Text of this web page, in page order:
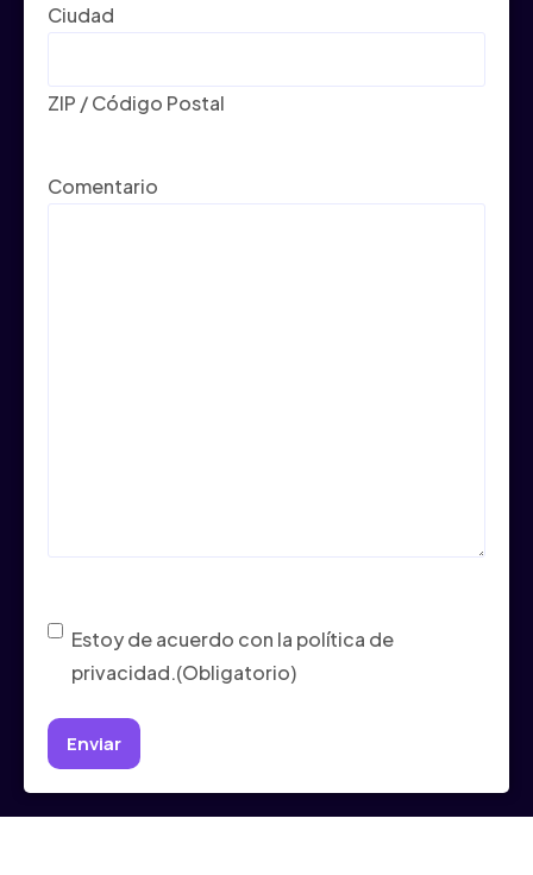
Ciudad
ZIP / Código Postal
Comentario
Consentimiento (Obligatorio)
Estoy de acuerdo con la política de
privacidad.(Obligatorio)